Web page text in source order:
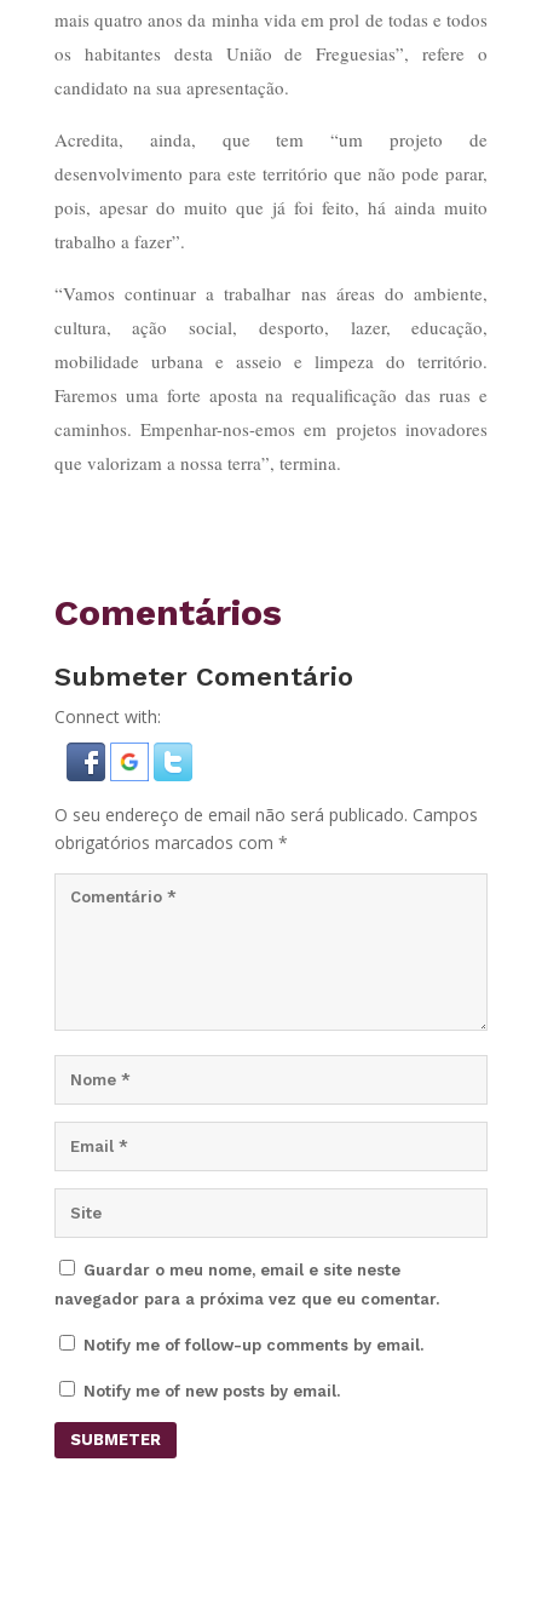
mais quatro anos da minha vida em prol de todas e todos
os habitantes desta União de Freguesias”, refere o
candidato na sua apresentação.
Acredita, ainda, que tem “um projeto de
desenvolvimento para este território que não pode parar,
pois, apesar do muito que já foi feito, há ainda muito
trabalho a fazer”.
“Vamos continuar a trabalhar nas áreas do ambiente,
cultura, ação social, desporto, lazer, educação,
mobilidade urbana e asseio e limpeza do território.
Faremos uma forte aposta na requalificação das ruas e
caminhos. Empenhar-nos-emos em projetos inovadores
que valorizam a nossa terra”, termina.
Comentários
Submeter Comentário
Connect with:
O seu endereço de email não será publicado. Campos
obrigatórios marcados com *
Guardar o meu nome, email e site neste
navegador para a próxima vez que eu comentar.
Notify me of follow-up comments by email.
Notify me of new posts by email.
SUBMETER